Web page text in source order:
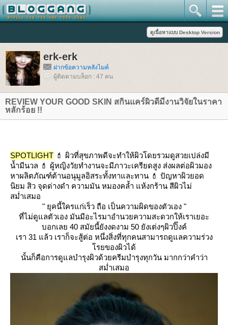
erk-erk
ฝากข้อความหลังไมค์
ผู้ติดตามบล็อก : 47 คน
REVIEW YOUR GOOD SKIN สกินแคร์ผิวดีมีงานวิจัยในราคา
หลักร้อย !!
SPOTLIGHT 💄 ผิวที่สุขภาพดีจะทำให้ผิวโดยรวมดูสวยเปล่งมี
น้ำมีนวล 💄 ผู้หญิงวัยทำงานจะมีภาวะเครียดสูง ส่งผลต่อผิวมอง
หาผลิตภัณฑ์ต้านอนุมูลอิสระทั้งทาและทาน 💄 ปัญหาผิวยอด
นิยม สิว จุดด่างดำ ความมัน หมองคล้ำ แห้งกร้าน สีผิวไม่
สม่ำเสมอ
" ยุคนี้ใครแก่เร็ว ถือ เป็นความผิดของตัวเอง "
ที่ไม่ดูแลตัวเอง มันมีอะไรมาอำนวยความสะดวกให้เราเยอะ
บอกเลย 40 สมัยนี้ยังงดงาม 50 ยังเต่งๆผิวปิ๊งค์
เรา 31 แล้ว เราก็จะสู้ต่อ หนึ่งสิ่งที่ทุกคนสามารถดูแลความร่วง
รยของผิวได้
นั้นก็คือการดูแลบำรุงผิวด้วยครีมบำรุงทุกวัน มากกว่าคำว่า
สม่ำเสมอ